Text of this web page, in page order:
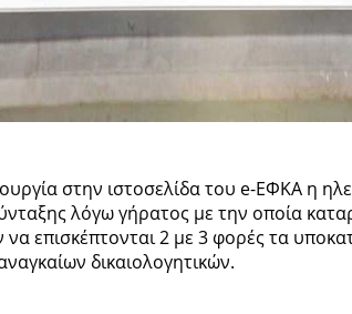
στην ιστοσελίδα του e-ΕΦΚΑ η
λόγω γήρατος με την οποία
επισκέπτονται 2 με 3 φορές τα
δικαιολογητικών.